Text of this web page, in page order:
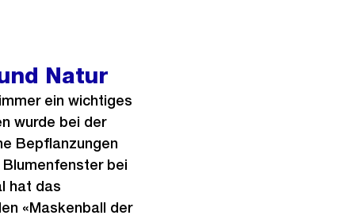
Natur
ein wichtiges
wurde bei der
Bepflanzungen
bei
hat das
«Maskenball der